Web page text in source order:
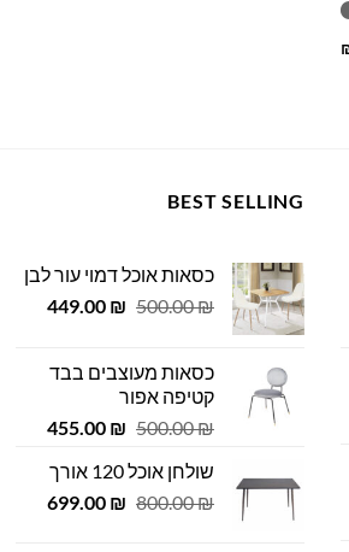
BEST SELLING
כסאות אוכל דמוי עור לבן
500.00₪
המחיר
500.00 ₪.
449.00 ₪
המחיר
כסאות מעוצבים בבד
קטיפה אפור
500.00₪
המחיר
היה:
500.00 ₪.
455.00 ₪
המחיר
455.00 ₪.
שולחן אוכל 120 אורך
800.00₪
המחיר
699.00 ₪
המחיר